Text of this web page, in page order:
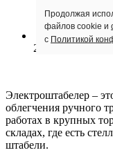
20:53
Электроштабелер –
облегчения ручного
работах в крупных
складах, где есть
штабели.
Продолжая
файлов cookie и
с Политикой